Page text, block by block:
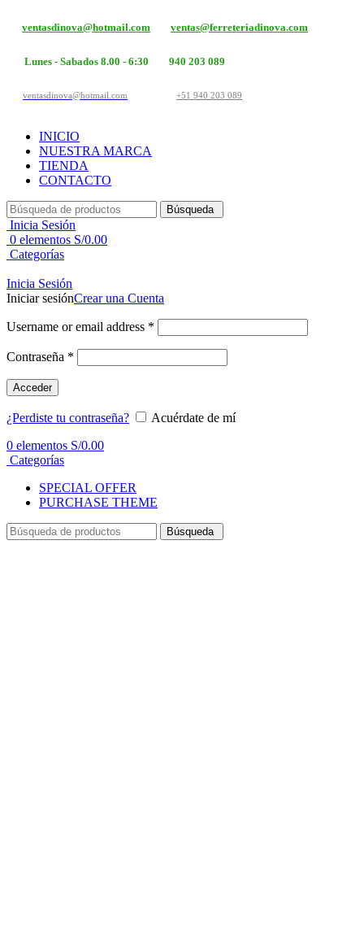
ventasdinova@hotmail.com ventas@ferreteriadinova.com
Lunes - Sabados 8.00 - 6:30 940 203 089
ventasdinova@hotmail.com +51 940 203 089
INICIO
NUESTRA MARCA
TIENDA
CONTACTO
Búsqueda
Inicia Sesión
0 elementos S/0.00
Categorías
Inicia Sesión
Iniciar sesiónCrear una Cuenta
Username or email address *
Contraseña *
Acceder
¿Perdiste tu contraseña?
Acuérdate de mí
0 elementos S/0.00
Categorías
SPECIAL OFFER
PURCHASE THEME
Búsqueda